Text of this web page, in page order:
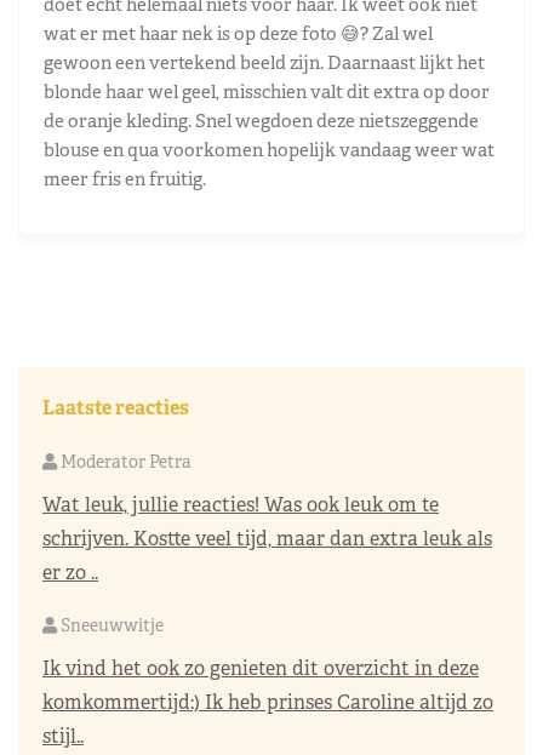
wat er met haar nek is op deze foto 😅? Zal wel
gewoon een vertekend beeld zijn. Daarnaast lijkt het
blonde haar wel geel, misschien valt dit extra op door
de oranje kleding. Snel wegdoen deze nietszeggende
blouse en qua voorkomen hopelijk vandaag weer wat
meer fris en fruitig.
Laatste reacties
Moderator Petra
Wat leuk, jullie reacties! Was ook leuk om te
schrijven. Kostte veel tijd, maar dan extra leuk als
er zo ..
Sneeuwwitje
Ik vind het ook zo genieten dit overzicht in deze
komkommertijd:) Ik heb prinses Caroline altijd zo
stijl..